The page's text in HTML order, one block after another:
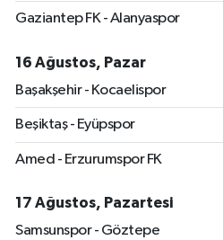
Gaziantep FK - Alanyaspor
16 Ağustos, Pazar
Başakşehir - Kocaelispor
Beşiktaş - Eyüpspor
Amed - Erzurumspor FK
17 Ağustos, Pazartesi
Samsunspor - Göztepe